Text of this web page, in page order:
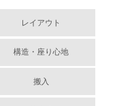
レイアウト
構造・座り心地
搬入